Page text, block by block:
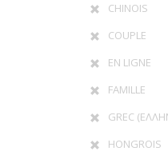
CHINOIS
COUPLE
EN LIGNE
FAMILLE
GREC
HONGROIS